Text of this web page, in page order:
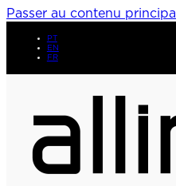
Passer au contenu principal
PT
EN
FR